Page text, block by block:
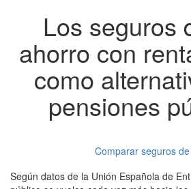
Los seguros
ahorro con
como
pensiones
Comparar seguros
Según datos de la Unión Española de